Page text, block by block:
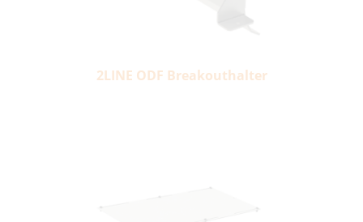
2LINE ODF Breakouthalter